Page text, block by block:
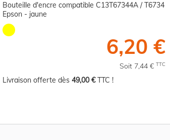
Bouteille d'encre compatible C13T67344A / T6734
Epson - jaune
6,20 €
Soit 7,44 € TTC
Livraison offerte dès 49,00 €TTC !